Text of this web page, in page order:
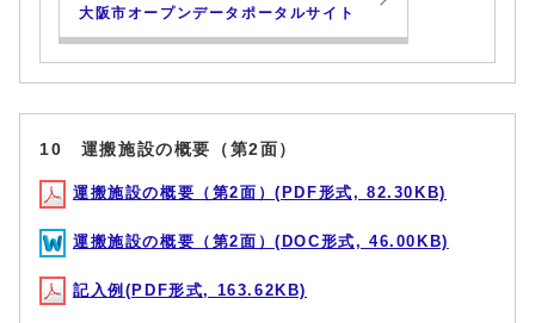
大阪市オープンデータポータルサイト
10 運搬施設の概要（第2面）
運搬施設の概要（第2面）(PDF形式, 82.30KB)
運搬施設の概要（第2面）(DOC形式, 46.00KB)
記入例(PDF形式, 163.62KB)